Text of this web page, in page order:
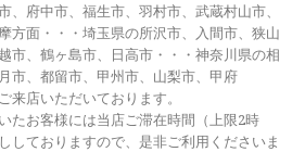
、府中市、福生市、羽村市、武蔵村山市、
方面・・・埼玉県の所沢市、入間市、狭山
市、鶴ヶ島市、日高市・・・神奈川県の相
市、都留市、甲州市、山梨市、甲府
来店いただいております。
たお客様には当店ご滞在時間（上限2時
しておりますので、是非ご利用くださいま